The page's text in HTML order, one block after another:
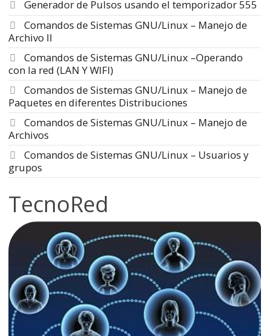
Generador de Pulsos usando el temporizador 555
Comandos de Sistemas GNU/Linux – Manejo de
Archivo II
Comandos de Sistemas GNU/Linux –Operando
con la red (LAN Y WIFI)
Comandos de Sistemas GNU/Linux – Manejo de
Paquetes en diferentes Distribuciones
Comandos de Sistemas GNU/Linux – Manejo de
Archivos
Comandos de Sistemas GNU/Linux – Usuarios y
grupos
TecnoRed